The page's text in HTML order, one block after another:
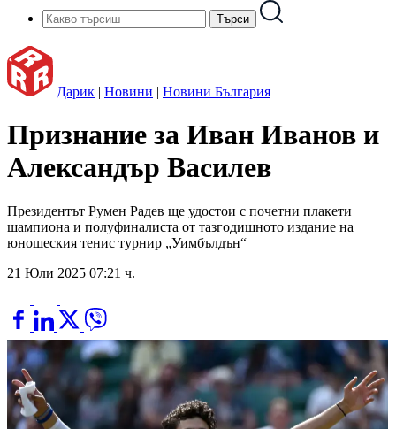
Дарик | Новини | Новини България
Признание за Иван Иванов и
Александър Василев
Президентът Румен Радев ще удостои с почетни плакети
шампиона и полуфиналиста от тазгодишното издание на
юношеския тенис турнир „Уимбълдън“
21 Юли 2025 07:21 ч.